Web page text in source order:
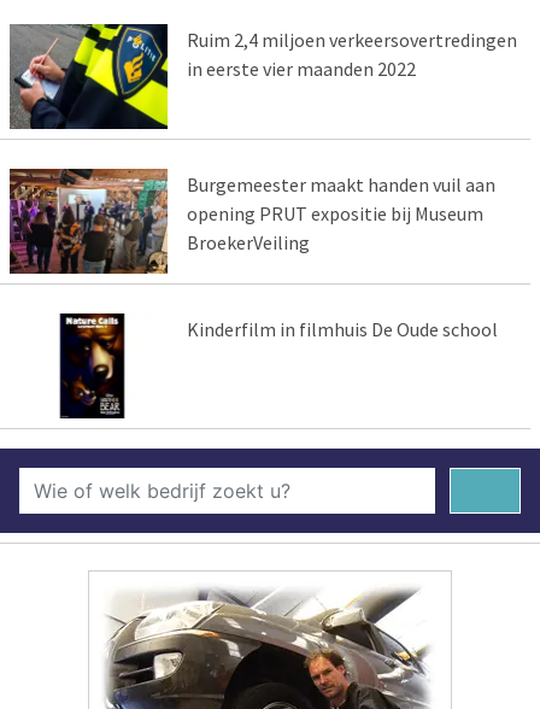
Ruim 2,4 miljoen verkeersovertredingen
in eerste vier maanden 2022
Burgemeester maakt handen vuil aan
opening PRUT expositie bij Museum
BroekerVeiling
Kinderfilm in filmhuis De Oude school